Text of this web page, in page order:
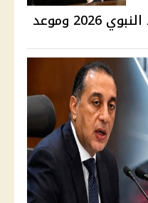
موقف ترحيل إجازة المولد النبوي 2026 وموعد